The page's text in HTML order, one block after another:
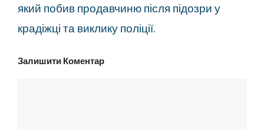
який побив продавчиню після підозри у
крадіжці та виклику поліції.
Залишити Коментар